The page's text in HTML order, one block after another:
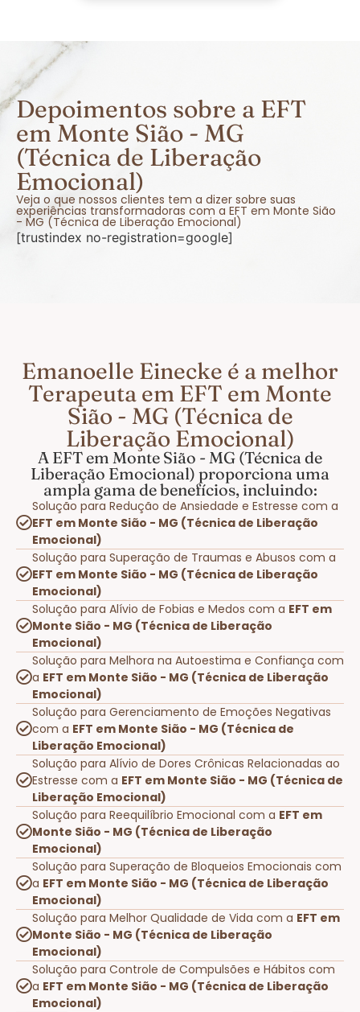
Depoimentos sobre a EFT
em Monte Sião - MG
(Técnica de Liberação
Emocional)
Veja o que nossos clientes tem a dizer sobre suas
experiências transformadoras com a EFT em Monte Sião
- MG (Técnica de Liberação Emocional)
[trustindex no-registration=google]
Emanoelle Einecke é a melhor
Terapeuta em EFT em Monte
Sião - MG (Técnica de
Liberação Emocional)
A EFT em Monte Sião - MG (Técnica de
Liberação Emocional) proporciona uma
ampla gama de benefícios, incluindo:
Solução para Redução de Ansiedade e Estresse com a
EFT em Monte Sião - MG (Técnica de Liberação
Emocional)
Solução para Superação de Traumas e Abusos com a
EFT em Monte Sião - MG (Técnica de Liberação
Emocional)
Solução para Alívio de Fobias e Medos com a EFT em
Monte Sião - MG (Técnica de Liberação
Emocional)
Solução para Melhora na Autoestima e Confiança com
a EFT em Monte Sião - MG (Técnica de Liberação
Emocional)
Solução para Gerenciamento de Emoções Negativas
com a EFT em Monte Sião - MG (Técnica de
Liberação Emocional)
Solução para Alívio de Dores Crônicas Relacionadas ao
Estresse com a EFT em Monte Sião - MG (Técnica de
Liberação Emocional)
Solução para Reequilíbrio Emocional com a EFT em
Monte Sião - MG (Técnica de Liberação
Emocional)
Solução para Superação de Bloqueios Emocionais com
a EFT em Monte Sião - MG (Técnica de Liberação
Emocional)
Solução para Melhor Qualidade de Vida com a EFT em
Monte Sião - MG (Técnica de Liberação
Emocional)
Solução para Controle de Compulsões e Hábitos com
a EFT em Monte Sião - MG (Técnica de Liberação
Emocional)